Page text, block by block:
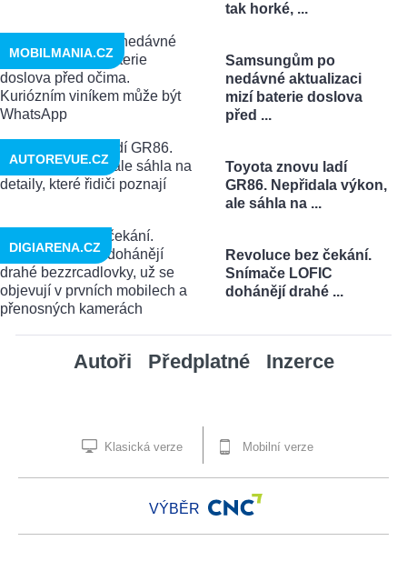
tak horké, ...
Samsungům po
nedávné aktualizaci
mizí baterie doslova
před ...
MOBILMANIA.CZ
Toyota znovu ladí
GR86. Nepřidala výkon,
ale sáhla na ...
AUTOREVUE.CZ
Revoluce bez čekání.
Snímače LOFIC
dohánějí drahé ...
DIGIARENA.CZ
Autoři Předplatné Inzerce
Klasická verze Mobilní verze
VÝBĚR